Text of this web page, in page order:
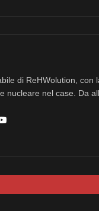
di ReHWolution,
nucleare nel case. Da